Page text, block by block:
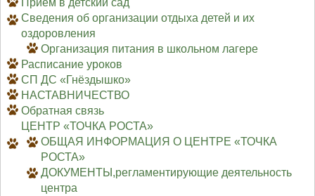
Сведения об организации отдыха детей и их
оздоровления
Организация питания в школьном лагере
Расписание уроков
СП ДС «Гнёздышко»
НАСТАВНИЧЕСТВО
Обратная связь
ЦЕНТР «ТОЧКА РОСТА»
ОБЩАЯ ИНФОРМАЦИЯ О ЦЕНТРЕ «ТОЧКА
РОСТА»
ДОКУМЕНТЫ,регламентирующие деятельность
центра